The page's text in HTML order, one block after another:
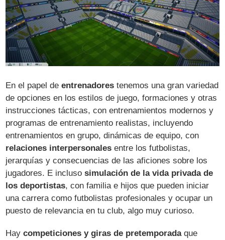
En el papel deentrenadores tenemos una gran variedad
de opciones en los estilos de juego, formaciones y otras
instrucciones tácticas, con entrenamientos modernos y
programas de entrenamiento realistas, incluyendo
entrenamientos en grupo, dinámicas de equipo, con
relaciones interpersonales entre los futbolistas,
jerarquías y consecuencias de las aficiones sobre los
jugadores. E inclusosimulación de la vida privada de
los deportistas, con familia e hijos que pueden iniciar
una carrera como futbolistas profesionales y ocupar un
puesto de relevancia en tu club, algo muy curioso.
Haycompeticiones y giras de pretemporadaque